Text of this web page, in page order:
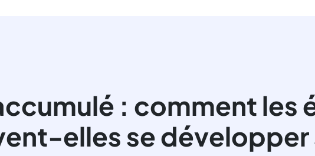
: comment les
elles se développer